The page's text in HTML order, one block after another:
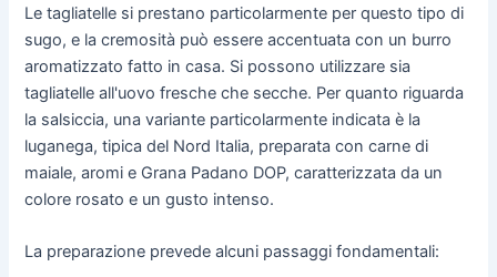
Le tagliatelle si prestano particolarmente per questo tipo di
sugo, e la cremosità può essere accentuata con un burro
aromatizzato fatto in casa. Si possono utilizzare sia
tagliatelle all'uovo fresche che secche. Per quanto riguarda
la salsiccia, una variante particolarmente indicata è la
luganega, tipica del Nord Italia, preparata con carne di
maiale, aromi e Grana Padano DOP, caratterizzata da un
colore rosato e un gusto intenso.
La preparazione prevede alcuni passaggi fondamentali: